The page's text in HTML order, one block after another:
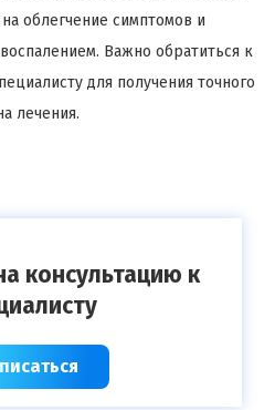
облегчение симптомов и
Важно обратиться к
для получения точного
лечения.
консультацию к